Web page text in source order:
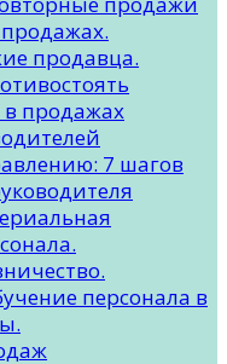
продавца.
продажах
7 шагов
персонала в